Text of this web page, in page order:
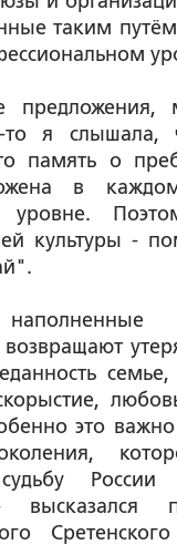
таким
предложения,
то я
память о
в
уровне.
культуры -
семье,
это
судьбу
высказался